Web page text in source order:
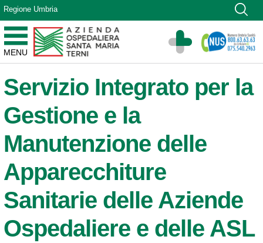
Vai ai contenuti
Vai al menu di navigazione
Vai al footer
Regione Umbria
MENU
Azienda Ospedaliera Santa Maria di Terni
Sito Istituzionale
Servizio Integrato per la
Gestione e la
Manutenzione delle
Apparecchiture
Sanitarie delle Aziende
Ospedaliere e delle ASL